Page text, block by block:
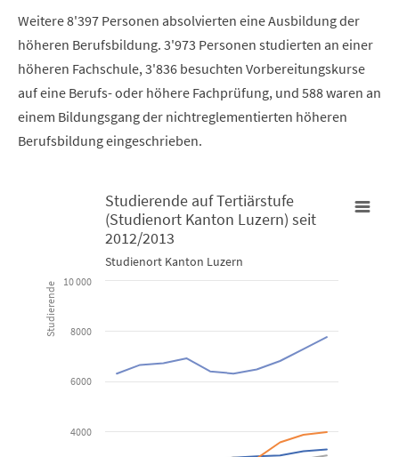
Weitere 8'397 Personen absolvierten eine Ausbildung der
höheren Berufsbildung. 3'973 Personen studierten an einer
höheren Fachschule, 3'836 besuchten Vorbereitungskurse
auf eine Berufs- oder höhere Fachprüfung, und 588 waren an
einem Bildungsgang der nichtreglementierten höheren
Berufsbildung eingeschrieben.
Studierende auf Tertiärstufe (Studienort Kanton Luzern) seit
Line chart with 7 lines.
Studienort Kanton Luzern
View as data table, Studierende auf Tertiärstufe
The chart has 1 Y axis displaying Studierende. Data ranges from
Studierende
Studierende auf Tertiärstufe
(Studienort Kanton Luzern) seit
2012/2013
Studienort Kanton Luzern
4000
6000
8000
10 000